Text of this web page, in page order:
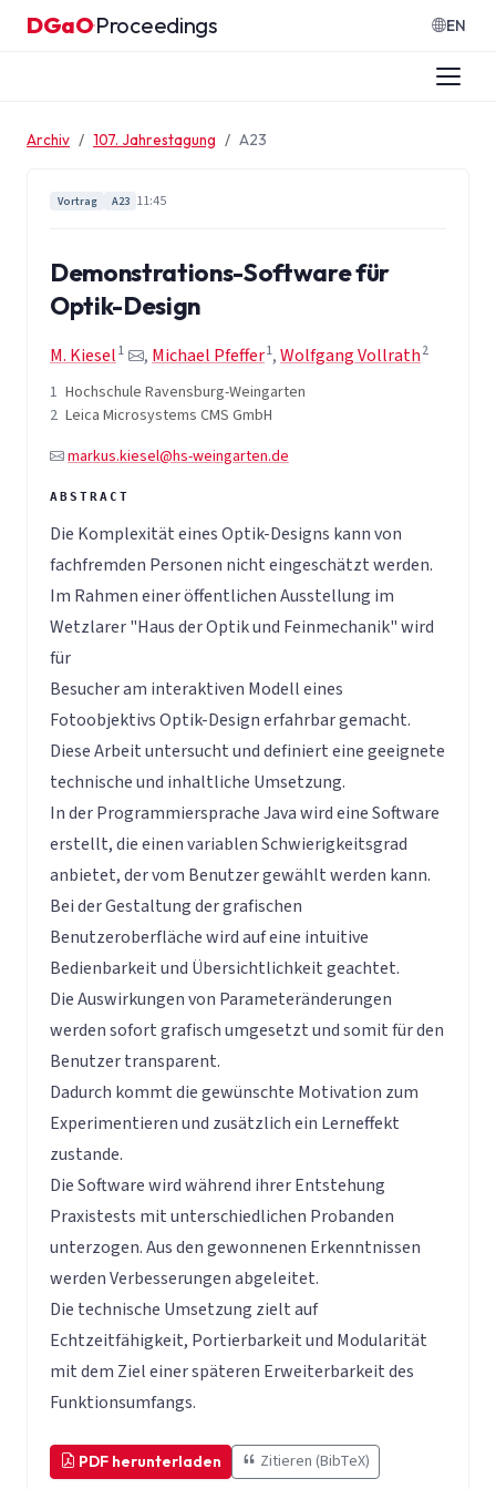
Zum Inhalt springen
DGaO·Proceedings EN
Archiv 107. Jahrestagung A23
Vortrag A23 11:45
Demonstrations-Software für
Optik-Design
M. Kiesel 1 , Michael Pfeffer1,Wolfgang Vollrath 2
1 Hochschule Ravensburg-Weingarten
2 Leica Microsystems CMS GmbH
markus.kiesel@hs-weingarten.de
Die Komplexität eines Optik-Designs kann von
fachfremden Personen nicht eingeschätzt werden.
Im Rahmen einer öffentlichen Ausstellung im
Wetzlarer "Haus der Optik und Feinmechanik" wird
für
Besucher am interaktiven Modell eines
Fotoobjektivs Optik-Design erfahrbar gemacht.
Diese Arbeit untersucht und definiert eine geeignete
technische und inhaltliche Umsetzung.
In der Programmiersprache Java wird eine Software
erstellt, die einen variablen Schwierigkeitsgrad
anbietet, der vom Benutzer gewählt werden kann.
Bei der Gestaltung der grafischen
Benutzeroberfläche wird auf eine intuitive
Bedienbarkeit und Übersichtlichkeit geachtet.
Die Auswirkungen von Parameteränderungen
werden sofort grafisch umgesetzt und somit für den
Benutzer transparent.
Dadurch kommt die gewünschte Motivation zum
Experimentieren und zusätzlich ein Lerneffekt
zustande.
Die Software wird während ihrer Entstehung
Praxistests mit unterschiedlichen Probanden
unterzogen. Aus den gewonnenen Erkenntnissen
werden Verbesserungen abgeleitet.
Die technische Umsetzung zielt auf
Echtzeitfähigkeit, Portierbarkeit und Modularität
mit dem Ziel einer späteren Erweiterbarkeit des
Funktionsumfangs.
PDF herunterladen Zitieren (BibTeX)